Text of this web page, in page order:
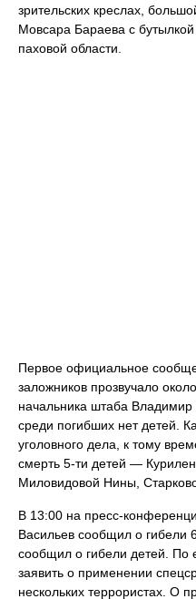
зрительских креслах,
Мовсара Бараева с
паховой области.
Первое официальное
заложников прозвучало
начальника штаба
среди погибших нет детей.
уголовного дела, к тому
смерть 5-ти детей —
Миловидовой Нины,
В 13:00 на пресс-
Васильев сообщил о гибели
сообщил о гибели детей. По
заявить о применении
нескольких террористах. О